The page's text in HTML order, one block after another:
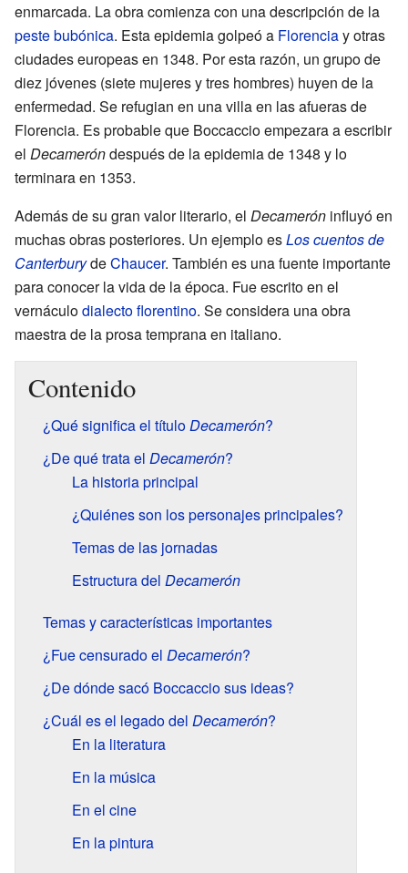
enmarcada. La obra comienza con una descripción de la
peste bubónica. Esta epidemia golpeó a Florenciay otras
ciudades europeas en 1348. Por esta razón, un grupo de
diez jóvenes (siete mujeres y tres hombres) huyen de la
enfermedad. Se refugian en una villa en las afueras de
Florencia. Es probable que Boccaccio empezara a escribir
el Decameróndespués de la epidemia de 1348 y lo
terminara en 1353.
Además de su gran valor literario, el Decamerón influyó en
muchas obras posteriores. Un ejemplo esLos cuentos de
CanterburydeChaucer. También es una fuente importante
para conocer la vida de la época. Fue escrito en el
vernáculodialecto florentino. Se considera una obra
maestra de la prosa temprana en italiano.
Contenido
¿Qué significa el títuloDecamerón?
¿De qué trata el Decamerón?
La historia principal
¿Quiénes son los personajes principales?
Temas de las jornadas
Estructura del Decamerón
Temas y características importantes
¿Fue censurado el Decamerón?
¿De dónde sacó Boccaccio sus ideas?
¿Cuál es el legado del Decamerón?
En la literatura
En la música
En el cine
En la pintura